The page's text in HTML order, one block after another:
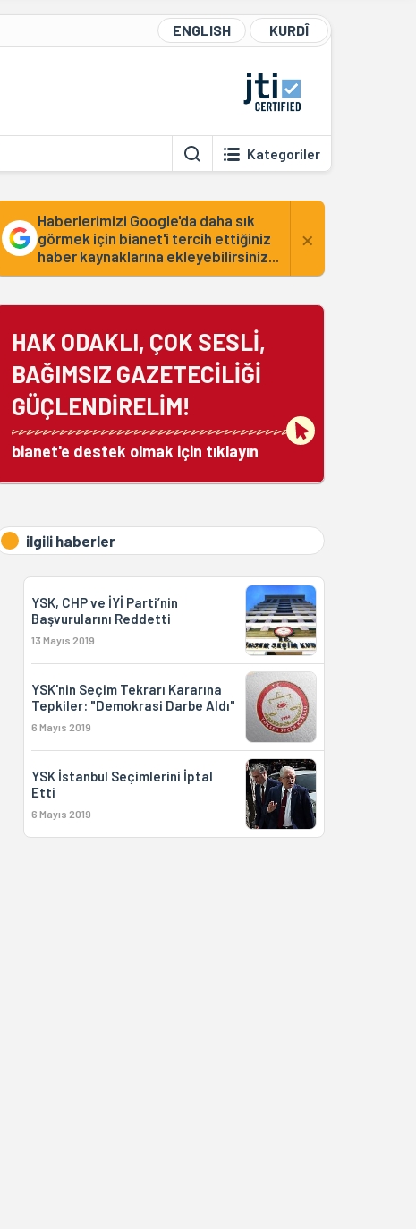
ENGLISH KURDÎ
Kategoriler
Haberlerimizi Google'da daha sık
görmek için bianet'i tercih ettiğiniz
haber kaynaklarına ekleyebilirsiniz...
×
HAK ODAKLI, ÇOK SESLİ,
BAĞIMSIZ GAZETECİLİĞİ
GÜÇLENDİRELİM!
bianet'e destek olmak için tıklayın
ilgili haberler
YSK, CHP ve İYİ Parti’nin
Başvurularını Reddetti
13 Mayıs 2019
YSK'nin Seçim Tekrarı Kararına
Tepkiler: "Demokrasi Darbe Aldı"
6 Mayıs 2019
YSK İstanbul Seçimlerini İptal
Etti
6 Mayıs 2019